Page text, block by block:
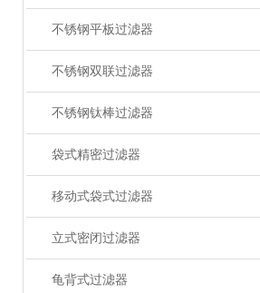
不锈钢平板过滤器
不锈钢双联过滤器
不锈钢钛棒过滤器
袋式精密过滤器
移动式袋式过滤器
立式密闭过滤器
龟背式过滤器